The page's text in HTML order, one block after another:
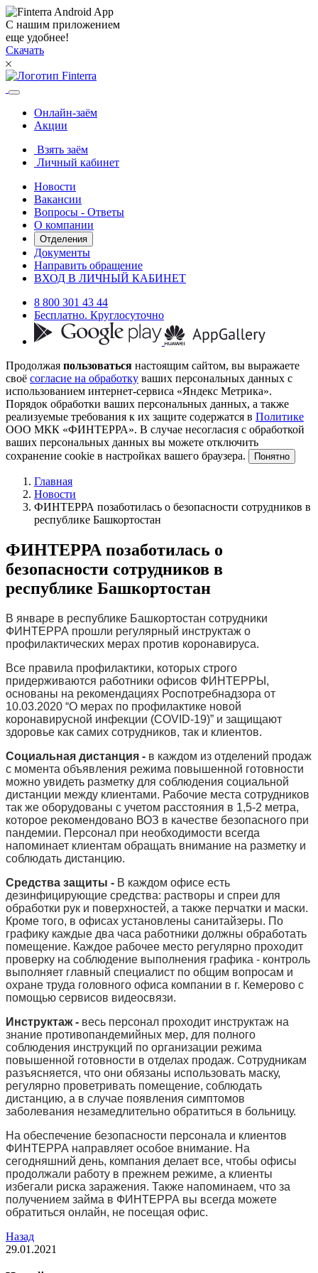
С нашим приложением
еще удобнее!
Скачать
Онлайн-заём
Акции
Взять заём
Личный кабинет
Новости
Вакансии
Вопросы - Ответы
О компании
Отделения
Документы
Направить обращение
ВХОД В ЛИЧНЫЙ КАБИНЕТ
8 800 301 43 44
Бесплатно. Круглосуточно
Продолжая пользоваться настоящим сайтом, вы выражаете
своё согласие на обработку ваших персональных данных с
использованием интернет-сервиса «Яндекс Метрика».
Порядок обработки ваших персональных данных, а также
реализуемые требования к их защите содержатся в Политике
ООО МКК «ФИНТЕРРА». В случае несогласия с обработкой
ваших персональных данных вы можете отключить
сохранение cookie в настройках вашего браузера.
Понятно
Главная
Новости
ФИНТЕРРА позаботилась о безопасности сотрудников в
республике Башкортостан
ФИНТЕРРА позаботилась о
безопасности сотрудников в
республике Башкортостан
В январе в республике Башкортостан сотрудники
ФИНТЕРРА прошли регулярный инструктаж о
профилактических мерах против коронавируса.
Все правила профилактики, которых строго
придерживаются работники офисов ФИНТЕРРЫ,
основаны на рекомендациях Роспотребнадзора от
10.03.2020 “О мерах по профилактике новой
коронавирусной инфекции (COVID-19)” и защищают
здоровье как самих сотрудников, так и клиентов.
Социальная дистанция - в каждом из отделений продаж
с момента объявления режима повышенной готовности
можно увидеть разметку для соблюдения социальной
дистанции между клиентами. Рабочие места сотрудников
так же оборудованы с учетом расстояния в 1,5-2 метра,
которое рекомендовано ВОЗ в качестве безопасного при
пандемии. Персонал при необходимости всегда
напоминает клиентам обращать внимание на разметку и
соблюдать дистанцию.
Средства защиты - В каждом офисе есть
дезинфицирующие средства: растворы и спреи для
обработки рук и поверхностей, а также перчатки и маски.
Кроме того, в офисах установлены санитайзеры. По
графику каждые два часа работники должны обработать
помещение. Каждое рабочее место регулярно проходит
проверку на соблюдение выполнения графика - контроль
выполняет главный специалист по общим вопросам и
охране труда головного офиса компании в г. Кемерово с
помощью сервисов видеосвязи.
Инструктаж - весь персонал проходит инструктаж на
знание противопандемийных мер, для полного
соблюдения инструкций по организации режима
повышенной готовности в отделах продаж. Сотрудникам
разъясняется, что они обязаны использовать маску,
регулярно проветривать помещение, соблюдать
дистанцию, а в случае появления симптомов
заболевания незамедлительно обратиться в больницу.
На обеспечение безопасности персонала и клиентов
ФИНТЕРРА направляет особое внимание. На
сегодняшний день, компания делает все, чтобы офисы
продолжали работу в прежнем режиме, а клиенты
избегали риска заражения. Также напоминаем, что за
получением займа в ФИНТЕРРА вы всегда можете
обратиться онлайн, не посещая офис.
Назад
29.01.2021